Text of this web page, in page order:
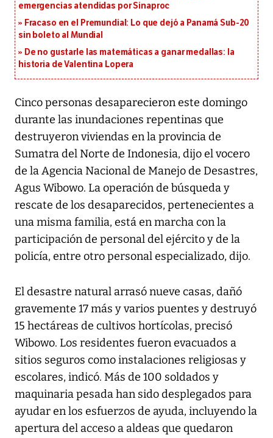
emergencias atendidas por Sinaproc
Fracaso en el Premundial: Lo que dejó a Panamá Sub-20
sin boleto al Mundial
De no gustarle las matemáticas a ganar medallas: la
historia de Valentina Lopera
Cinco personas desaparecieron este domingo
durante las inundaciones repentinas que
destruyeron viviendas en la provincia de
Sumatra del Norte de Indonesia, dijo el vocero
de la Agencia Nacional de Manejo de Desastres,
Agus Wibowo. La operación de búsqueda y
rescate de los desaparecidos, pertenecientes a
una misma familia, está en marcha con la
participación de personal del ejército y de la
policía, entre otro personal especializado, dijo.
El desastre natural arrasó nueve casas, dañó
gravemente 17 más y varios puentes y destruyó
15 hectáreas de cultivos hortícolas, precisó
Wibowo. Los residentes fueron evacuados a
sitios seguros como instalaciones religiosas y
escolares, indicó. Más de 100 soldados y
maquinaria pesada han sido desplegados para
ayudar en los esfuerzos de ayuda, incluyendo la
apertura del acceso a aldeas que quedaron